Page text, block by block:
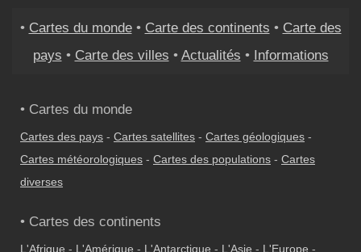
• Cartes du monde• Carte des continents • Carte des
pays • Carte des villes • Actualités • Informations
• Cartes du monde
Cartes des pays - Cartes satellites - Cartes géologiques -
Cartes météorologiques - Cartes des populations - Cartes
diverses
• Cartes des continents
L'Afrique - L'Amérique - L'Antarctique - L'Asie - L'Europe -